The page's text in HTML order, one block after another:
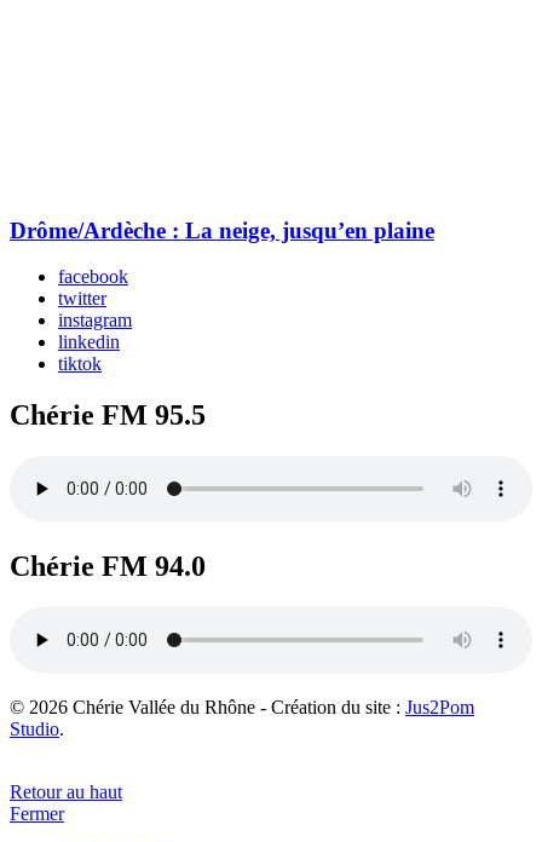
Drôme/Ardèche : La neige, jusqu’en plaine
facebook
twitter
instagram
linkedin
tiktok
Chérie FM 95.5
Chérie FM 94.0
© 2026 Chérie Vallée du Rhône - Création du site : Jus2Pom
Studio.
Retour au haut
Fermer